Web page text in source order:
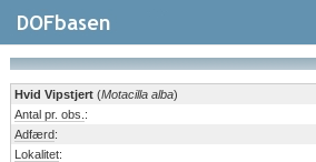
Hvid Vipstjert (Motacilla alba)
Antal pr. obs. :
Adfærd:
Lokalitet: